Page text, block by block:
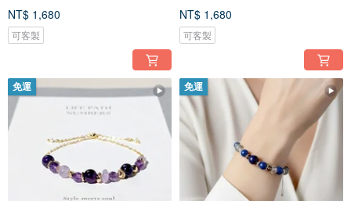
NT$ 1,680
可客製
NT$ 1,680
可客製
免運 免運